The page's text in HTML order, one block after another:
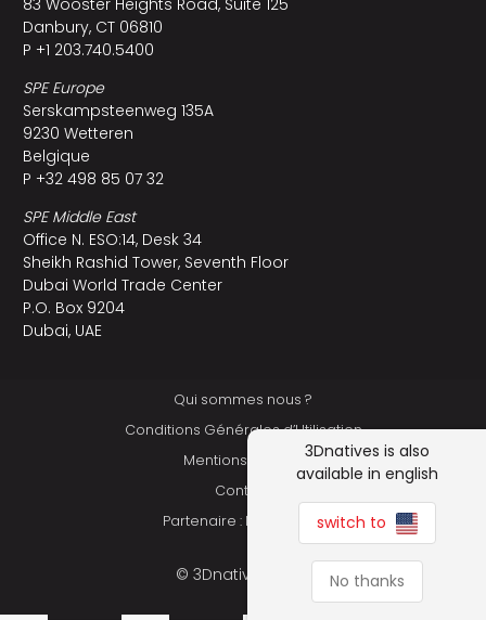
83 Wooster Heights Road, Suite 125
Danbury, CT 06810
P +1 203.740.5400
SPE Europe
Serskampsteenweg 135A
9230 Wetteren
Belgique
P +32 498 85 07 32
SPE Middle East
Office N. ESO:14, Desk 34
Sheikh Rashid Tower, Seventh Floor
Dubai World Trade Center
P.O. Box 9204
Dubai, UAE
Qui sommes nous ?
Conditions Générales d’Utilisation
Mentions légales
Contact
Partenaire : Makershop
© 3Dnatives 2026
3Dnatives is also
available in english
switch to
No thanks